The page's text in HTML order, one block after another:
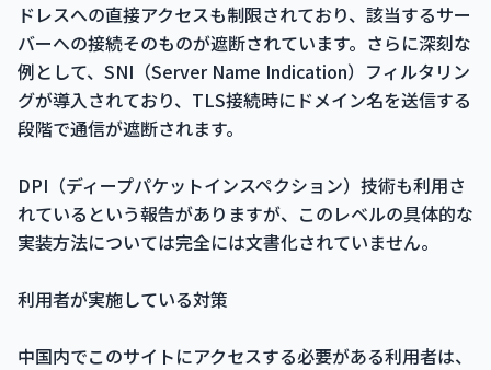
ドレスへの直接アクセスも制限されており、該当するサー
バーへの接続そのものが遮断されています。さらに深刻な
例として、SNI（Server Name Indication）フィルタリン
グが導入されており、TLS接続時にドメイン名を送信する
段階で通信が遮断されます。
DPI（ディープパケットインスペクション）技術も利用さ
れているという報告がありますが、このレベルの具体的な
実装方法については完全には文書化されていません。
利用者が実施している対策
中国内でこのサイトにアクセスする必要がある利用者は、